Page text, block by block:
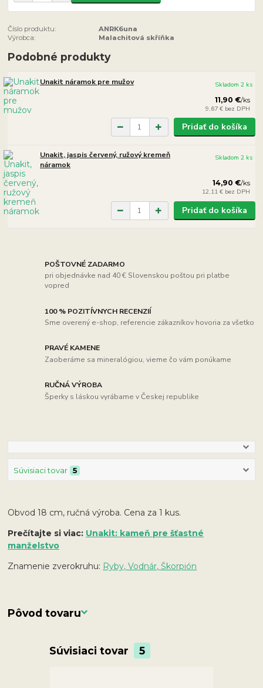
Číslo produktu:
ANRK6una
Výrobca:
Malachitová skříňka
Podobné produkty
Unakit náramok pre mužov
11,90 €/ks
9,67 € bez DPH
Skladom 2 ks
Pridať do košíka
Unakit, jaspis červený, ružový kremeň
náramok
14,90 €/ks
12,11 € bez DPH
Skladom 2 ks
Pridať do košíka
POŠTOVNÉ ZADARMO
pri objednávke nad 40 € Slovenskou poštou pri platbe
vopred
100 % POZITÍVNYCH RECENZIÍ
Sme overený e-shop, referencie zákazníkov hovoria za všetko
PRAVÉ KAMENE
Zaoberáme sa mineralógiou, vieme čo vám ponúkame
RUČNÁ VÝROBA
Šperky s láskou vyrábame v Českej republike
Súvisiaci tovar 5
Obvod 18 cm, ručná výroba. Cena za 1 kus.
Prečítajte si viac: Unakit: kameň pre šťastné
manželstvo
Znamenie zverokruhu: Ryby, Vodnár, Škorpión
Pôvod tovaru
Súvisiaci tovar 5